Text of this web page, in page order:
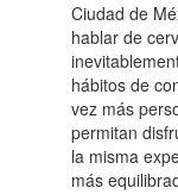
Ciudad de
hablar de
hábitos de
vez más
permitan
la misma
más